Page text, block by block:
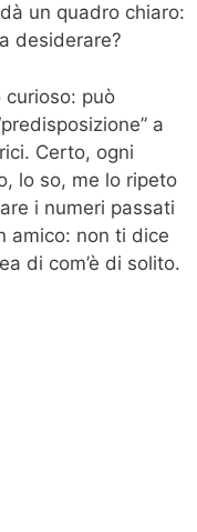
un quadro chiaro:
desiderare?
curioso: può
a
Certo, ogni
lo so, me lo ripeto
i numeri passati
amico: non ti dice
di com’è di solito.